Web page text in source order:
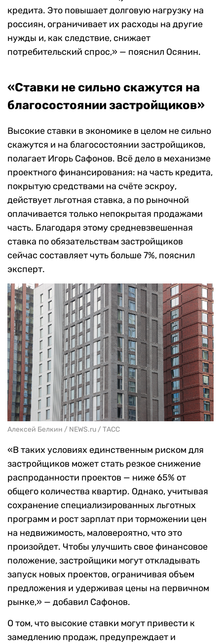
кредита. Это повышает долговую нагрузку на
россиян, ограничивает их расходы на другие
нужды и, как следствие, снижает
потребительский спрос,» — пояснил Осянин.
«Ставки не сильно скажутся на
благосостоянии застройщиков»
Высокие ставки в экономике в целом не сильно
скажутся и на благосостоянии застройщиков,
полагает Игорь Сафонов. Всё дело в механизме
проектного финансирования: на часть кредита,
покрытую средствами на счёте эскроу,
действует льготная ставка, а по рыночной
оплачивается только непокрытая продажами
часть. Благодаря этому средневзвешенная
ставка по обязательствам застройщиков
сейчас составляет чуть больше 7%, пояснил
эксперт.
Алексей Белкин / NEWS.ru / ТАСС
«В таких условиях единственным риском для
застройщиков может стать резкое снижение
распроданности проектов — ниже 65% от
общего количества квартир. Однако, учитывая
сохранение специализированных льготных
программ и рост зарплат при торможении цен
на недвижимость, маловероятно, что это
произойдет. Чтобы улучшить свое финансовое
положение, застройщики могут откладывать
запуск новых проектов, ограничивая объем
предложения и удерживая цены на первичном
рынке,» — добавил Сафонов.
О том, что высокие ставки могут привести к
замедлению продаж, предупреждает и